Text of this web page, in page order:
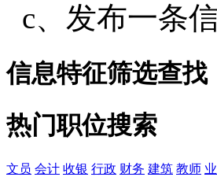
c、发布一条
信息特征筛选查找
热门职位搜索
文员 会计 收银 行政 财务 建筑 教师